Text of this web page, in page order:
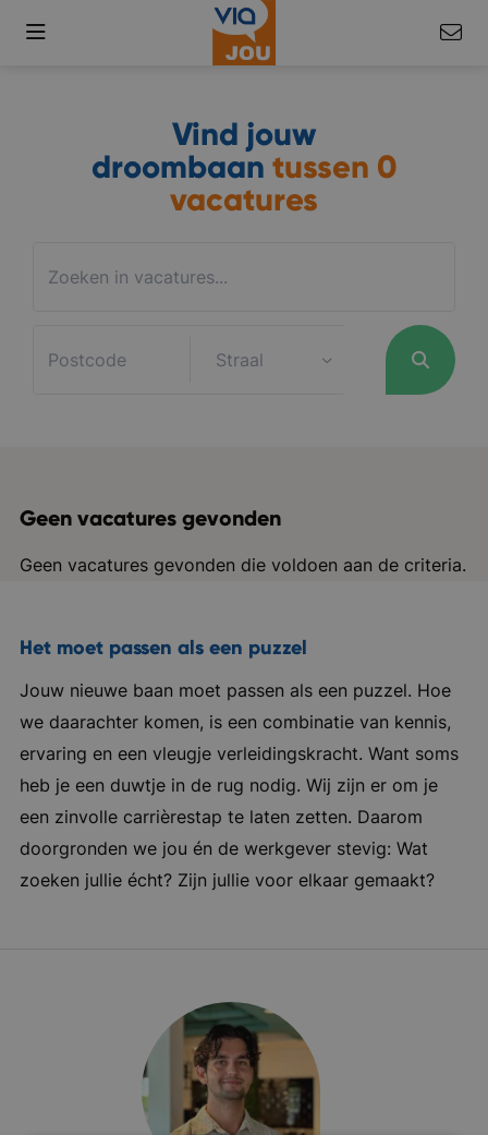
Vind jouw
droombaan tussen 0
vacatures
Geen vacatures gevonden
Geen vacatures gevonden die voldoen aan de criteria.
Het moet passen als een puzzel
Jouw nieuwe baan moet passen als een puzzel. Hoe
we daarachter komen, is een combinatie van kennis,
ervaring en een vleugje verleidingskracht. Want soms
heb je een duwtje in de rug nodig. Wij zijn er om je
een zinvolle carrièrestap te laten zetten. Daarom
doorgronden we jou én de werkgever stevig: Wat
zoeken jullie écht? Zijn jullie voor elkaar gemaakt?